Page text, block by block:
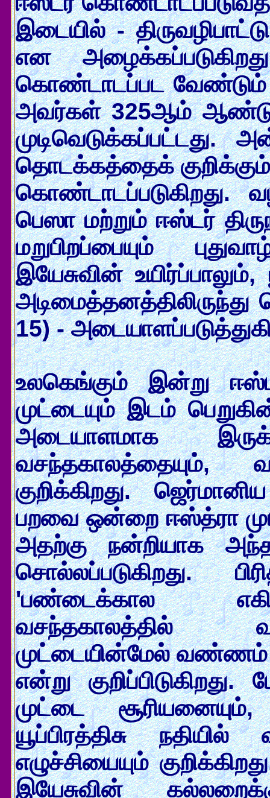
இடையில் -
என
கொண்டாடப்பட வேண்டும்
அவர்கள் 325ஆம் ஆண்டு
முடிவெடுக்கப்பட்டது.
தொடக்கத்தைக்
கொண்டாடப்படுகிறது.
பெஸா மற்றும் ஈஸ்டர்
மறுபிறப்பையும்
இயேசுவின்
15) -
உலகெங்கும் இன்று
முட்டையும் இடம்
அடையாளமாக
வசந்தகாலத்தையும்,
குறிக்கிறது.
பறவை ஒன்றை ஈஸ்த்ரா
அதற்கு நன்றியாக
சொல்லப்படுகிறது.
'பண்டைக்கால
வசந்தகாலத்தில்
முட்டையின்மேல் வண்ணம்
என்று
முட்டை
யூப்பிரத்திசு
எழுச்சியையும்
இயேசுவின்